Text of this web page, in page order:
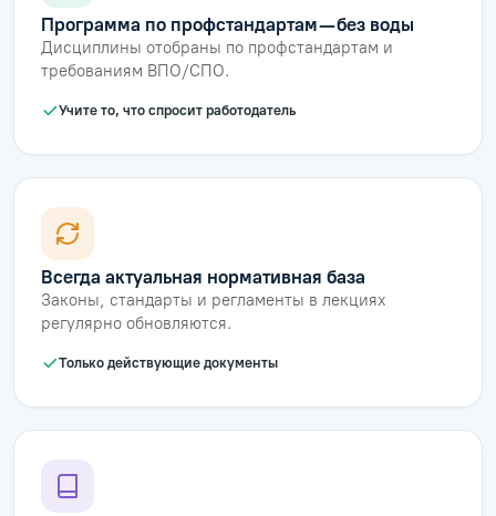
Программа по профстандартам — без воды
Дисциплины отобраны по профстандартам и
требованиям ВПО/СПО.
Учите то, что спросит работодатель
Всегда актуальная нормативная база
Законы, стандарты и регламенты в лекциях
регулярно обновляются.
Только действующие документы